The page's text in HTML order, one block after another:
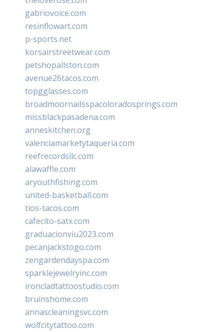
gabriovoice.com
resinflowart.com
p-sports.net
korsairstreetwear.com
petshopallston.com
avenue26tacos.com
topgglasses.com
broadmoornailsspacoloradosprings.com
missblackpasadena.com
anneskitchen.org
valenciamarketytaqueria.com
reefrecordsllc.com
alawaffle.com
aryouthfishing.com
united-basketball.com
tios-tacos.com
cafecito-satx.com
graduacionviu2023.com
pecanjackstogo.com
zengardendayspa.com
sparklejewelryinc.com
ironcladtattoostudio.com
bruinshome.com
annascleaningsvc.com
wolfcitytattoo.com